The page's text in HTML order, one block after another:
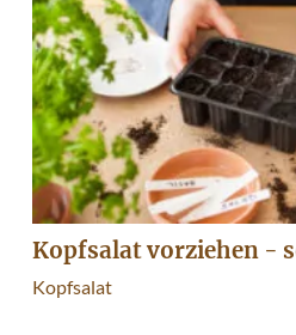
Kopfsalat vorziehen -
Kopfsalat